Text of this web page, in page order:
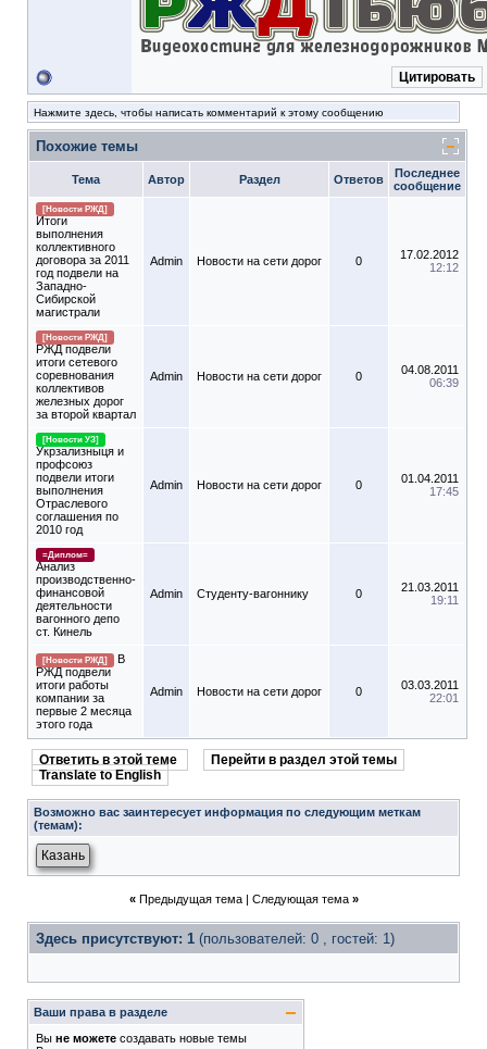
Цитировать
Нажмите здесь, чтобы написать комментарий к этому сообщению
Похожие темы
Тема Автор Раздел Ответов
Последнее
сообщение
[Новости РЖД]
Итоги
выполнения
коллективного
договора за 2011
год подвели на
Западно-
Сибирской
магистрали
Admin Новости на сети дорог 0
17.02.2012
12:12
[Новости РЖД]
РЖД подвели
итоги сетевого
соревнования
коллективов
железных дорог
за второй квартал
Admin Новости на сети дорог 0
04.08.2011
06:39
[Новости УЗ]
Укрзализныця и
профсоюз
подвели итоги
выполнения
Отраслевого
соглашения по
2010 год
Admin Новости на сети дорог 0
01.04.2011
17:45
=Диплом=
Анализ
производственно-
финансовой
деятельности
вагонного депо
ст. Кинель
Admin Студенту-вагоннику 0
21.03.2011
19:11
[Новости РЖД]
В
РЖД подвели
итоги работы
компании за
первые 2 месяца
этого года
Admin Новости на сети дорог 0
03.03.2011
22:01
Ответить в этой теме
Перейти в раздел этой темы
Translate to English
Возможно вас заинтересует информация по следующим меткам
(темам):
Казань
« Предыдущая тема| Следующая тема »
Здесь присутствуют: 1 (пользователей: 0 , гостей: 1)
Ваши права в разделе
Вы не можете создавать новые темы